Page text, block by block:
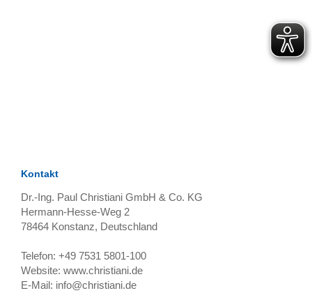
Kontakt
Dr.-Ing. Paul Christiani GmbH & Co. KG
Hermann-Hesse-Weg 2
78464 Konstanz, Deutschland
Telefon: +49 7531 5801-100
Website: www.christiani.de
E-Mail: info@christiani.de